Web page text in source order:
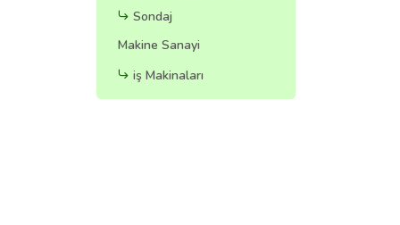
Sondaj
Makine Sanayi
iş Makinaları